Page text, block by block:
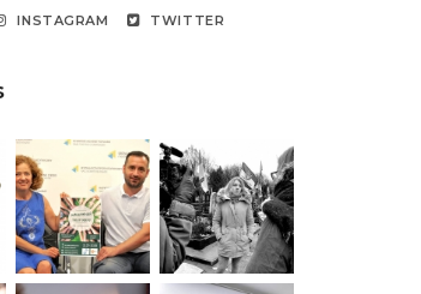
INSTAGRAM TWITTER